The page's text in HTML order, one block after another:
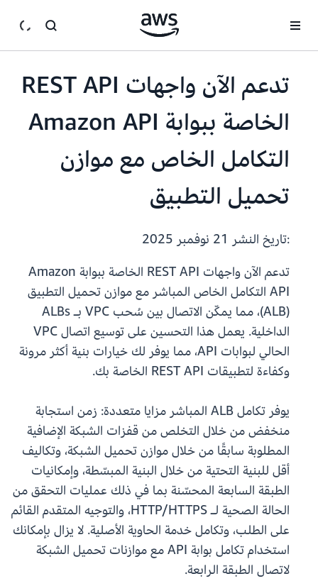
تدعم الآن واجهات REST API
الخاصة ببوابة Amazon API
التكامل الخاص مع موازن
تحميل التطبيق
:تاريخ النشر
تدعم الآن واجهات REST API الخاصة ببوابة Amazon
API التكامل الخاص المباشر مع موازن تحميل التطبيق
(ALB)، مما يمكّن الاتصال بين سُحب VPC بـ ALBs
الداخلية. يعمل هذا التحسين على توسيع اتصال VPC
الحالي لبوابات API، مما يوفر لك خيارات بنية أكثر مرونة
وكفاءة لتطبيقات REST API الخاصة بك.
يوفر تكامل ALB المباشر مزايا متعددة: زمن استجابة
منخفض من خلال التخلص من قفزات الشبكة الإضافية
المطلوبة سابقًا من خلال موازن تحميل الشبكة، وتكاليف
أقل للبنية التحتية من خلال البنية المبسّطة، وإمكانيات
الطبقة السابعة المحسّنة بما في ذلك عمليات التحقق من
الحالة الصحية لـ HTTP/HTTPS، والتوجيه المتقدم القائم
على الطلب، وتكامل خدمة الحاوية الأصلية. لا يزال بإمكانك
استخدام تكامل بوابة API مع موازنات تحميل الشبكة
لاتصال الطبقة الرابعة.